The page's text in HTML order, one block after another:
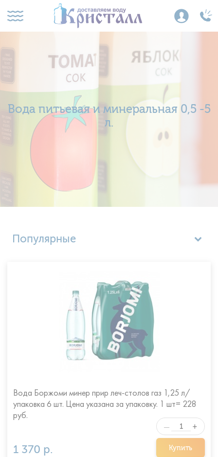
Вода питьевая и минеральная 0,5 -5
л.
Популярные
Цена по убыванию
Название (А - Я)
Название (Я - А)
Вода Боржоми минер прир леч-столов газ 1,25 л/
упаковка 6 шт. Цена указана за упаковку. 1 шт= 228
руб.
1 370 р. Купить
— +